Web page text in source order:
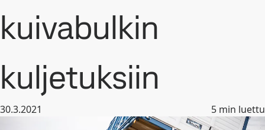
kuivabulkin
kuljetuksiin
30.3.2021 5 min luettu